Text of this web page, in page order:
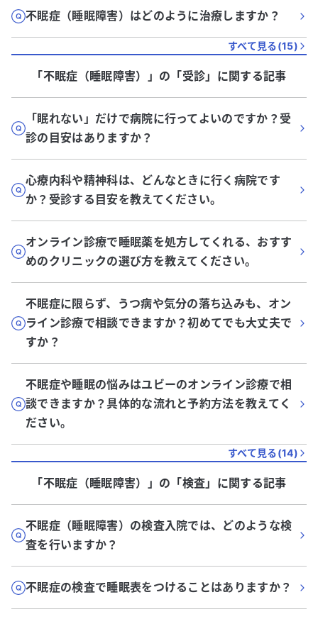
不眠症（睡眠障害）はどのように治療しますか？
すべて見る(15)
「不眠症（睡眠障害）」 の「受診」に関する記事
「眠れない」だけで病院に行ってよいのですか？受
診の目安はありますか？
心療内科や精神科は、どんなときに行く病院です
か？受診する目安を教えてください。
オンライン診療で睡眠薬を処方してくれる、おすす
めのクリニックの選び方を教えてください。
不眠症に限らず、うつ病や気分の落ち込みも、オン
ライン診療で相談できますか？初めてでも大丈夫で
すか？
不眠症や睡眠の悩みはユビーのオンライン診療で相
談できますか？具体的な流れと予約方法を教えてく
ださい。
すべて見る(14)
「不眠症（睡眠障害）」 の「検査」に関する記事
不眠症（睡眠障害）の検査入院では、どのような検
査を行いますか？
不眠症の検査で睡眠表をつけることはありますか？